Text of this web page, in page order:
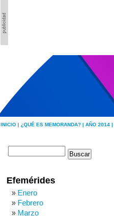
INICIO | ¿QUÉ ES MEMORANDA? | AÑO 2014 |
Efemérides
Enero
Febrero
Marzo